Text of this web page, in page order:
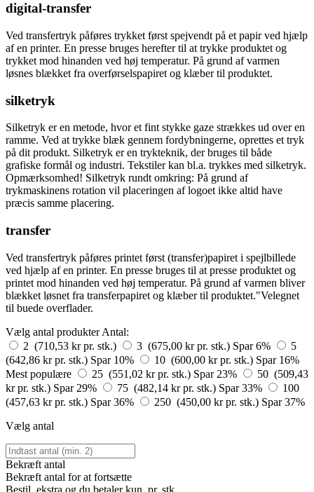
digital-transfer
Ved transfertryk påføres trykket først spejvendt på et papir ved hjælp
af en printer. En presse bruges herefter til at trykke produktet og
trykket mod hinanden ved høj temperatur. På grund af varmen
løsnes blækket fra overførselspapiret og klæber til produktet.
silketryk
Silketryk er en metode, hvor et fint stykke gaze strækkes ud over en
ramme. Ved at trykke blæk gennem fordybningerne, oprettes et tryk
på dit produkt. Silketryk er en trykteknik, der bruges til både
grafiske formål og industri. Tekstiler kan bl.a. trykkes med silketryk.
Opmærksomhed! Silketryk rundt omkring: På grund af
trykmaskinens rotation vil placeringen af logoet ikke altid have
præcis samme placering.
transfer
Ved transfertryk påføres printet først (transfer)papiret i spejlbillede
ved hjælp af en printer. En presse bruges til at presse produktet og
printet mod hinanden ved høj temperatur. På grund af varmen bliver
blækket løsnet fra transferpapiret og klæber til produktet."Velegnet
til buede overflader.
Vælg antal produkter Antal:
2 (710,53 kr pr. stk.)
3 (675,00 kr pr. stk.) Spar 6%
5
(642,86 kr pr. stk.) Spar 10% 10 (600,00 kr pr. stk.) Spar 16%
Mest populære
25 (551,02 kr pr. stk.) Spar 23%
50 (509,43
kr pr. stk.) Spar 29% 75 (482,14 kr pr. stk.) Spar 33%
100
(457,63 kr pr. stk.) Spar 36% 250 (450,00 kr pr. stk.) Spar 37%
Vælg antal
Bekræft antal
Bekræft antal for at fortsætte
Bestil ekstra og du betaler kun pr. stk.